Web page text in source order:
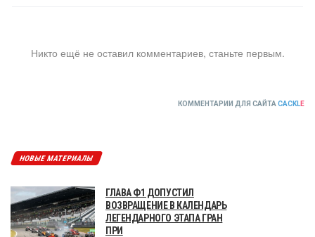
Никто ещё не оставил комментариев, станьте первым.
КОММЕНТАРИИ ДЛЯ САЙТА CACKLE
НОВЫЕ МАТЕРИАЛЫ
ГЛАВА Ф1 ДОПУСТИЛ
ВОЗВРАЩЕНИЕ В КАЛЕНДАРЬ
ЛЕГЕНДАРНОГО ЭТАПА ГРАН
ПРИ